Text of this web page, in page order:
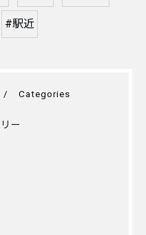
#駅近
Categories
ー